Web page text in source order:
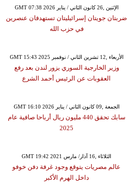
GMT 07:38 2026 الإثنين ,26 كانون الثاني / يناير
ضربتان جويتان إسرائيليتان تستهدفان عنصرين
في حزب الله
GMT 15:43 2025 الأربعاء ,12 تشرين الثاني / نوفمبر
وزير الخارجية السوري يزور لندن بعد رفع
العقوبات عن الرئيس أحمد الشرع
GMT 16:10 2026 الجمعة ,09 كانون الثاني / يناير
سابك تحقق 440 مليون ريال أرباحا صافية عام
2025
GMT 19:42 2021 الثلاثاء ,16 آذار/ مارس
عالم مصريات يتوقع وجود غرفة دفن خوفو
داخل الهرم الأكبر